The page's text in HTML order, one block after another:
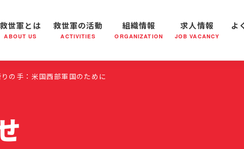
救世軍とは
ABOUT US
抱えている社会問題 救世軍の成り立ち 軍隊形式について
救世軍の活動
ACTIVITIES
救世軍の活動 社会鍋 社会鍋物語 音楽活動
組織情報
ORGANIZATION
組織概要 全国の小隊(教会)等について 医
求人情報
JOB VACANCY
よ
の手：米国西部軍国のために